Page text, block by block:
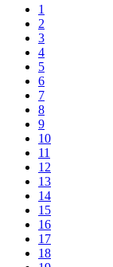
1
2
3
4
5
6
7
8
9
10
11
12
13
14
15
16
17
18